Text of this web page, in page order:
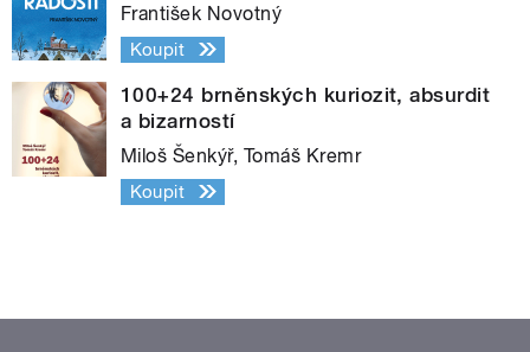
František Novotný
Koupit
100+24 brněnských kuriozit, absurdit
a bizarností
Miloš Šenkýř, Tomáš Kremr
Koupit